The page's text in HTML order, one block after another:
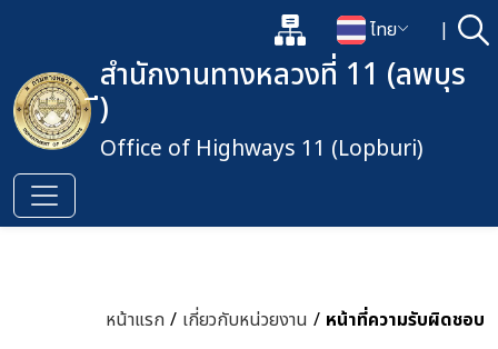
แผนผังเว็บไซต์
เปลี่ยนภาษา
ไทย | ค้
เปิดกล่องค้นหาข้อมูลหลักของเ
สำนักงานทางหลวงที่ 11 (ลพบุร
ี)
Office of Highways 11 (Lopburi)
หน้าแรก / เกี่ยวกับหน่วยงาน / หน้าที่ความรับผิดชอบ